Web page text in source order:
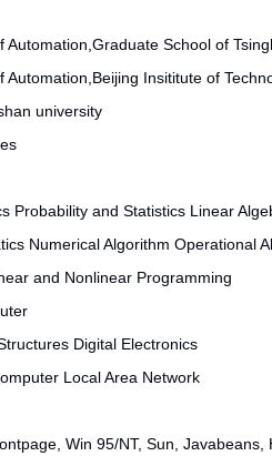
School of
Insititute of
university
Probability and Statistics Linear
Numerical Algorithm Operational
and Nonlinear Programming
Digital Electronics
Local Area Network
Win 95/NT, Sun,